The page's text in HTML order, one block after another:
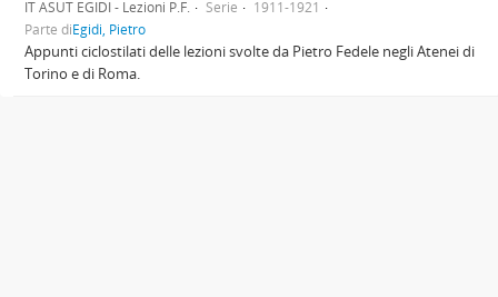
IT ASUT EGIDI - Lezioni P.F. Serie
1911-1921
Parte diEgidi, Pietro
Appunti ciclostilati delle lezioni svolte da Pietro Fedele negli Atenei di
Torino e di Roma.